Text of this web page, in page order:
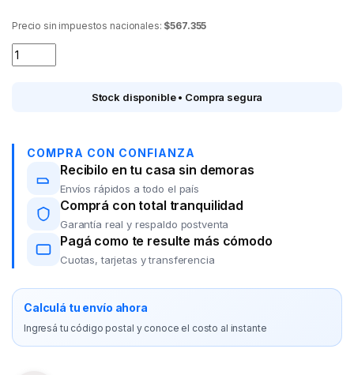
Precio sin impuestos nacionales: $567.355
Aire acondicionado Split 3.2 kw NOBLEX NXS32HA3AN f/
Stock disponible • Compra segura
COMPRA CON CONFIANZA
Recibilo en tu casa sin demoras
Envíos rápidos a todo el país
Comprá con total tranquilidad
Garantía real y respaldo postventa
Pagá como te resulte más cómodo
Cuotas, tarjetas y transferencia
Calculá tu envío ahora
Ingresá tu código postal y conoce el costo al instante